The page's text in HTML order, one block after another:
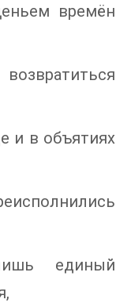
времён
и в объятиях
единый